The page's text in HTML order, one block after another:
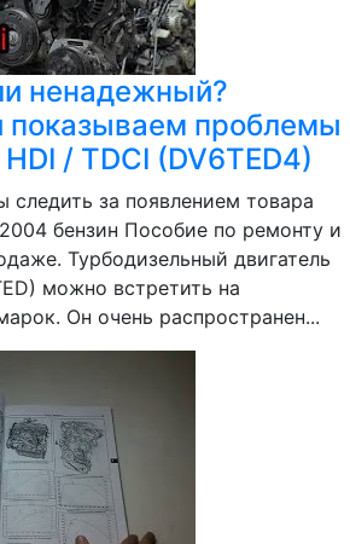
ненадежный?
проблемы
/ TDCI (DV6TED4)
следить за появлением товара
2004 бензин Пособие по ремонту и
Турбодизельный двигатель
можно встретить на
Он очень распространен...